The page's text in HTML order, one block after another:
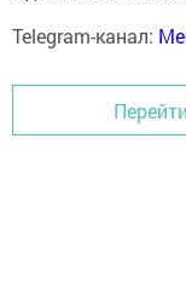
Telegram-канал: